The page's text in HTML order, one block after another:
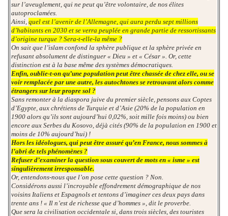
sur l’aveuglement, qui ne peut qu’être volontaire, de nos élites
autoproclamées.
Ainsi, quel est l’avenir de l’Allemagne, qui aura perdu sept millions
d’habitants en 2030 et se verra peuplée en grande partie de ressortissants
d’origine turque ? Sera-t-elle-la même ?
On sait que l’islam confond la sphère publique et la sphère privée en
refusant absolument de distinguer « Dieu » et « César ». Or, cette
distinction est à la base même des systèmes démocratiques.
Enfin, oublie-t-on qu’une population peut être chassée de chez elle, ou se
voir remplacée par une autre, les autochtones se retrouvant alors comme
étrangers sur leur propre sol ?
Sans remonter à la diaspora juive du premier siècle, pensons aux Coptes
d’Egypte, aux chrétiens de Turquie et d’Asie (20% de la population en
1900 alors qu’ils sont aujourd’hui 0,02%, soit mille fois moins) ou bien
encore aux Serbes du Kosovo, déjà cités (90% de la population en 1900 et
moins de 10% aujourd’hui) !
Hors les idéologues, qui peut être assuré qu’en France, nous sommes à
l’abri de tels phénomènes ?
Refuser d’examiner la question sous couvert de mots en « isme » est
singulièrement irresponsable.
Or, entendons-nous que l’on pose cette question ? Non.
Considérons aussi l’incroyable effondrement démographique de nos
voisins Italiens et Espagnols et tentons d’imaginer ces deux pays dans
trente ans ! « Il n’est de richesse que d’hommes », dit le proverbe.
Que sera la civilisation occidentale si, dans trois siècles, des touristes